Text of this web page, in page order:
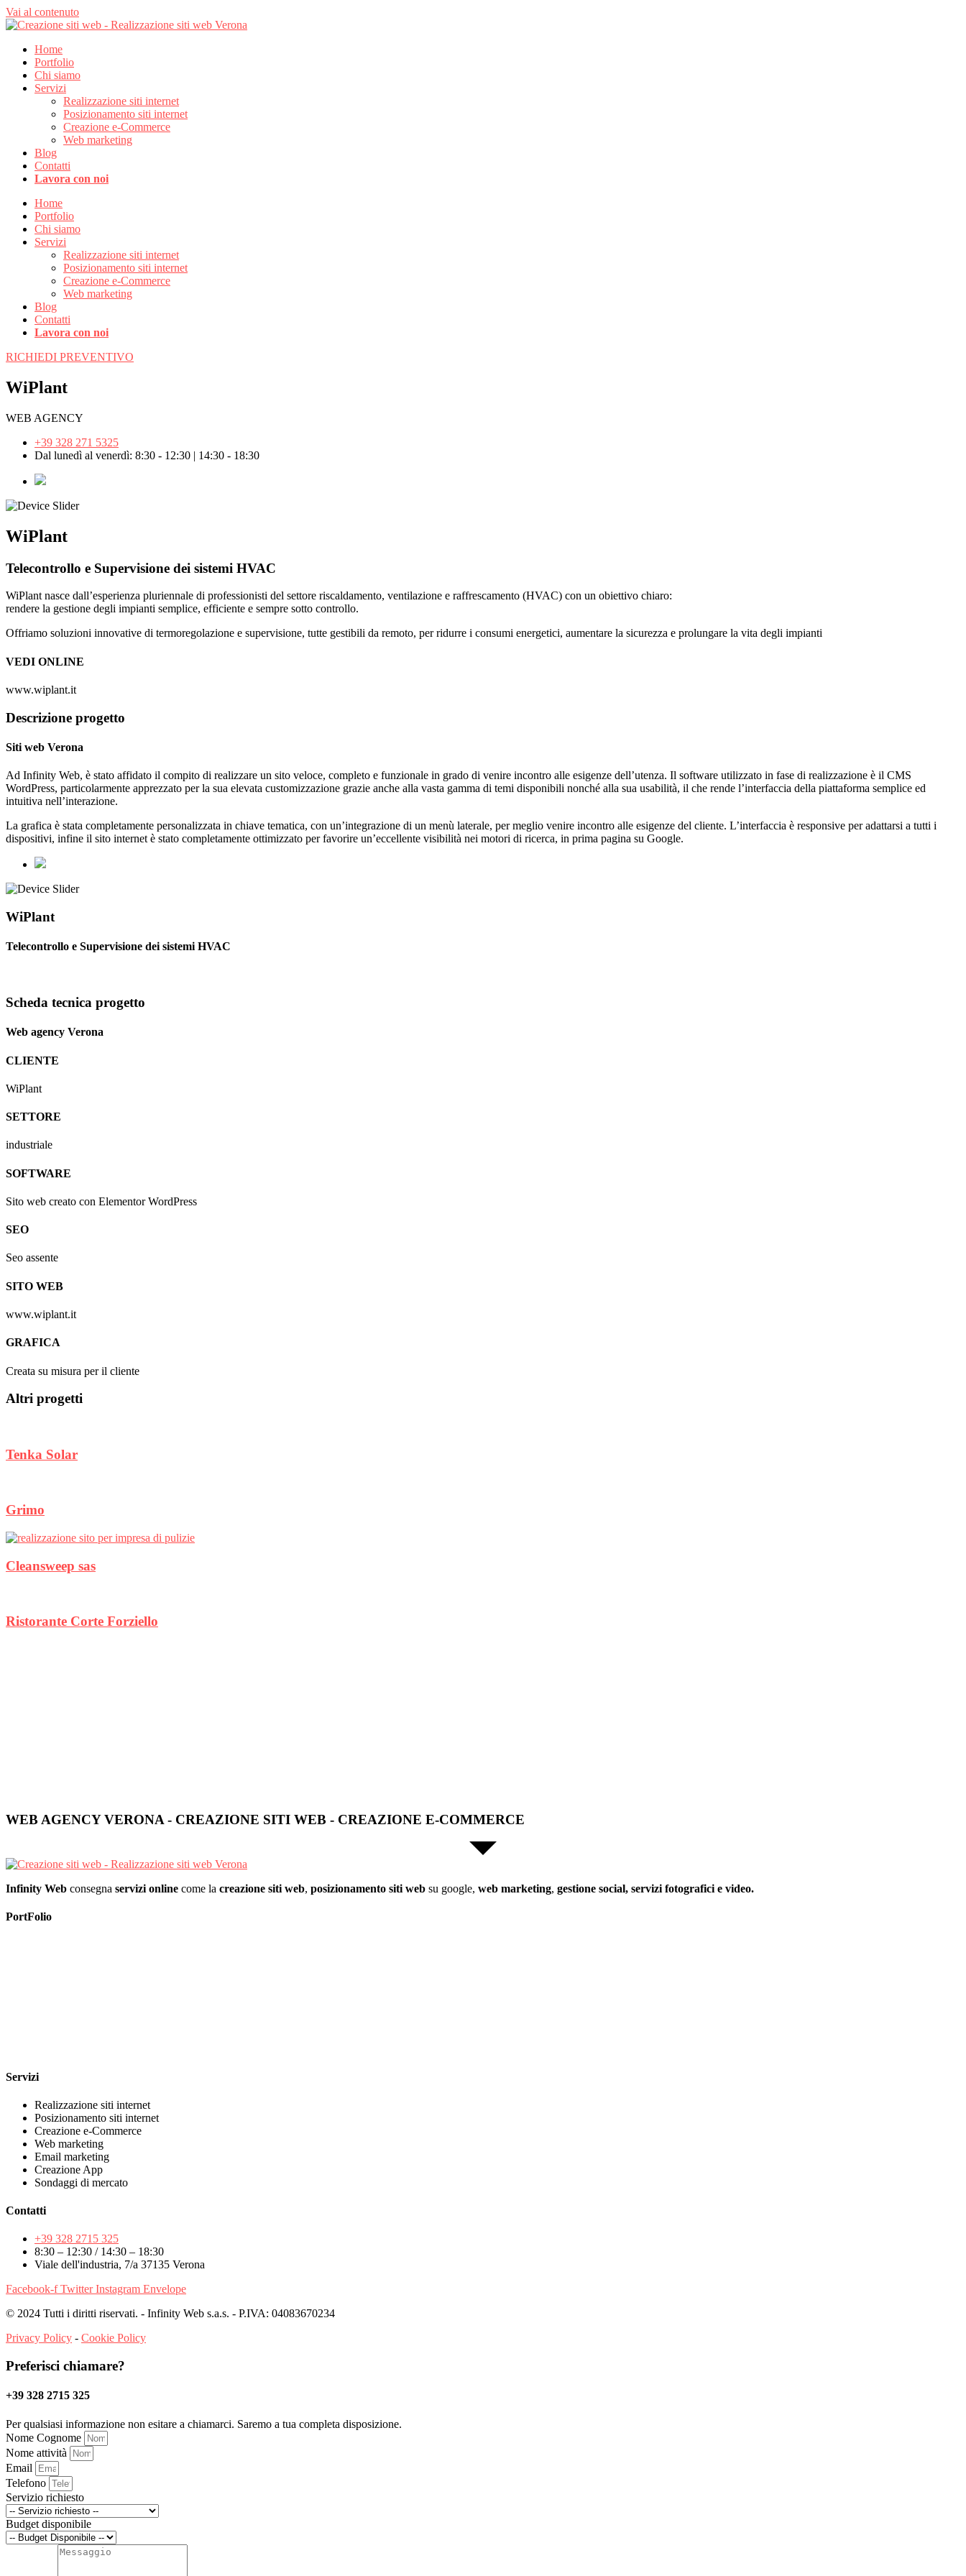
Vai al contenuto
Home
Portfolio
Chi siamo
Servizi
Realizzazione siti internet
Posizionamento siti internet
Creazione e-Commerce
Web marketing
Blog
Contatti
Lavora con noi
Home
Portfolio
Chi siamo
Servizi
Realizzazione siti internet
Posizionamento siti internet
Creazione e-Commerce
Web marketing
Blog
Contatti
Lavora con noi
RICHIEDI PREVENTIVO
WiPlant
WEB AGENCY
+39 328 271 5325
Dal lunedì al venerdì: 8:30 - 12:30 | 14:30 - 18:30
WiPlant
Telecontrollo e Supervisione dei sistemi HVAC
WiPlant nasce dall’esperienza pluriennale di professionisti del settore riscaldamento, ventilazione e raffrescamento (HVAC) con un obiettivo chiaro:
rendere la gestione degli impianti semplice, efficiente e sempre sotto controllo.
Offriamo soluzioni innovative di termoregolazione e supervisione, tutte gestibili da remoto, per ridurre i consumi energetici, aumentare la sicurezza e prolungare la vita degli impianti
VEDI ONLINE
www.wiplant.it
Descrizione progetto
Siti web Verona
Ad Infinity Web, è stato affidato il compito di realizzare un sito veloce, completo e funzionale in grado di venire incontro alle esigenze dell’utenza. Il software utilizzato in fase di realizzazione è il CMS
WordPress, particolarmente apprezzato per la sua elevata customizzazione grazie anche alla vasta gamma di temi disponibili nonché alla sua usabilità, il che rende l’interfaccia della piattaforma semplice ed
intuitiva nell’interazione.
La grafica è stata completamente personalizzata in chiave tematica, con un’integrazione di un menù laterale, per meglio venire incontro alle esigenze del cliente. L’interfaccia è responsive per adattarsi a tutti i
dispositivi, infine il sito internet è stato completamente ottimizzato per favorire un’eccellente visibilità nei motori di ricerca, in prima pagina su Google.
WiPlant
Telecontrollo e Supervisione dei sistemi HVAC
Scheda tecnica progetto
Web agency Verona
CLIENTE
WiPlant
SETTORE
industriale
SOFTWARE
Sito web creato con Elementor WordPress
SEO
Seo assente
SITO WEB
www.wiplant.it
GRAFICA
Creata su misura per il cliente
Altri progetti
Tenka Solar
Grimo
Cleansweep sas
Ristorante Corte Forziello
WEB AGENCY VERONA - CREAZIONE SITI WEB - CREAZIONE E-COMMERCE
Infinity Web consegna servizi online come la creazione siti web, posizionamento siti web su google, web marketing, gestione social, servizi fotografici e video.
PortFolio
Servizi
Realizzazione siti internet
Posizionamento siti internet
Creazione e-Commerce
Web marketing
Email marketing
Creazione App
Sondaggi di mercato
Contatti
+39 328 2715 325
8:30 – 12:30 / 14:30 – 18:30
Viale dell'industria, 7/a 37135 Verona
Facebook-f Twitter Instagram Envelope
© 2024 Tutti i diritti riservati. - Infinity Web s.a.s. - P.IVA: 04083670234
Privacy Policy - Cookie Policy
Preferisci chiamare?
+39 328 2715 325
Per qualsiasi informazione non esitare a chiamarci. Saremo a tua completa disposizione.
Nome Cognome
Nome attività
Email
Telefono
Servizio richiesto
Budget disponibile